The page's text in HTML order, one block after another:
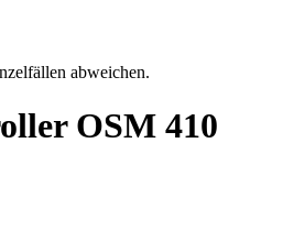
abweichen.
OSM 410